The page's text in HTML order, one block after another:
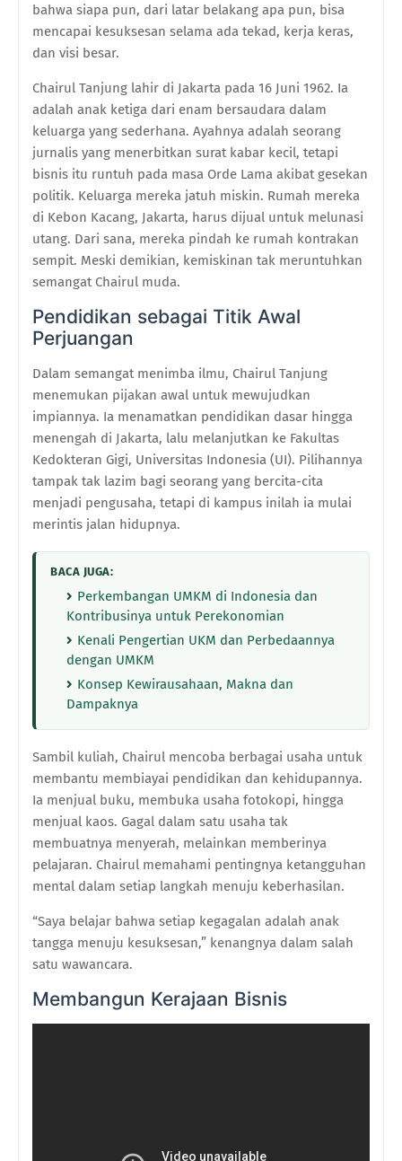
bahwa siapa pun, dari latar belakang apa pun, bisa
mencapai kesuksesan selama ada tekad, kerja keras,
dan visi besar.
Chairul Tanjung lahir di Jakarta pada 16 Juni 1962. Ia
adalah anak ketiga dari enam bersaudara dalam
keluarga yang sederhana. Ayahnya adalah seorang
jurnalis yang menerbitkan surat kabar kecil, tetapi
bisnis itu runtuh pada masa Orde Lama akibat gesekan
politik. Keluarga mereka jatuh miskin. Rumah mereka
di Kebon Kacang, Jakarta, harus dijual untuk melunasi
utang. Dari sana, mereka pindah ke rumah kontrakan
sempit. Meski demikian, kemiskinan tak meruntuhkan
semangat Chairul muda.
Pendidikan sebagai Titik Awal
Perjuangan
Dalam semangat menimba ilmu, Chairul Tanjung
menemukan pijakan awal untuk mewujudkan
impiannya. Ia menamatkan pendidikan dasar hingga
menengah di Jakarta, lalu melanjutkan ke Fakultas
Kedokteran Gigi, Universitas Indonesia (UI). Pilihannya
tampak tak lazim bagi seorang yang bercita-cita
menjadi pengusaha, tetapi di kampus inilah ia mulai
merintis jalan hidupnya.
BACA JUGA:
Perkembangan UMKM di Indonesia dan
Kontribusinya untuk Perekonomian
Kenali Pengertian UKM dan Perbedaannya
dengan UMKM
Konsep Kewirausahaan, Makna dan
Dampaknya
Sambil kuliah, Chairul mencoba berbagai usaha untuk
membantu membiayai pendidikan dan kehidupannya.
Ia menjual buku, membuka usaha fotokopi, hingga
menjual kaos. Gagal dalam satu usaha tak
membuatnya menyerah, melainkan memberinya
pelajaran. Chairul memahami pentingnya ketangguhan
mental dalam setiap langkah menuju keberhasilan.
“Saya belajar bahwa setiap kegagalan adalah anak
tangga menuju kesuksesan,” kenangnya dalam salah
satu wawancara.
Membangun Kerajaan Bisnis